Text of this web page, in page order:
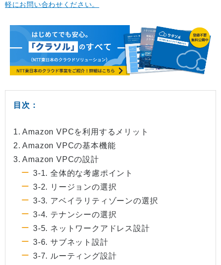
軽にお問い合わせください。
目次：
1. Amazon VPCを利用するメリット
2. Amazon VPCの基本機能
3. Amazon VPCの設計
3-1. 全体的な考慮ポイント
3-2. リージョンの選択
3-3. アベイラリティゾーンの選択
3-4. テナンシーの選択
3-5. ネットワークアドレス設計
3-6. サブネット設計
3-7. ルーティング設計